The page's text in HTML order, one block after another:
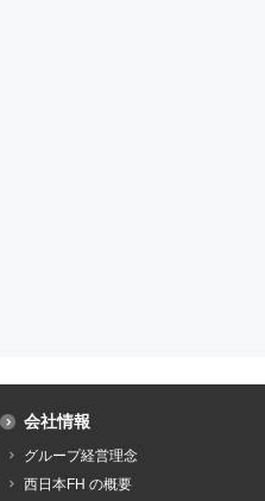
会社情報
グループ経営理念
西日本FH の概要